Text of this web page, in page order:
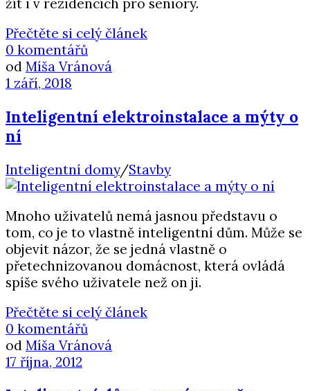
žít i v rezidencích pro seniory.
Přečtěte si celý článek
0 komentářů
od Míša Vránová
1 září, 2018
Inteligentní elektroinstalace a mýty o
ní
Inteligentní domy/Stavby
Mnoho uživatelů nemá jasnou představu o
tom, co je to vlastně inteligentní dům. Může se
objevit názor, že se jedná vlastně o
přetechnizovanou domácnost, která ovládá
spíše svého uživatele než on ji.
Přečtěte si celý článek
0 komentářů
od Míša Vránová
17 října, 2012